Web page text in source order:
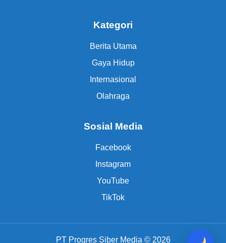
Kategori
Berita Utama
Gaya Hidup
Internasional
Olahraga
Sosial Media
Facebook
Instagram
YouTube
TikTok
PT Progres Siber Media © 2026